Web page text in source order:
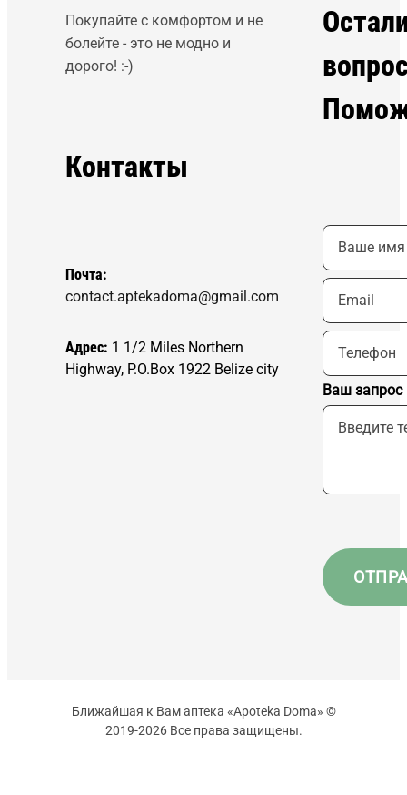
Покупайте с комфортом и не
болейте - это не модно и
дорого! :-)
Контакты
Почта:
contact.aptekadoma@gmail.com
Адрес: 1 1/2 Miles Northern
Highway, P.O.Box 1922 Belize city
Ваш запрос
Ближайшая к Вам аптека «Apoteka Doma» ©
2019-2026 Все права защищены.